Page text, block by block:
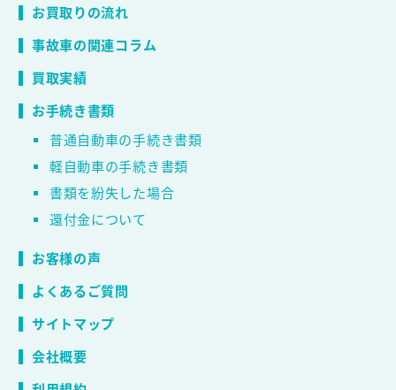
お買取りの流れ
事故車の関連コラム
買取実績
お手続き書類
普通自動車の手続き書類
軽自動車の手続き書類
書類を紛失した場合
還付金について
お客様の声
よくあるご質問
サイトマップ
会社概要